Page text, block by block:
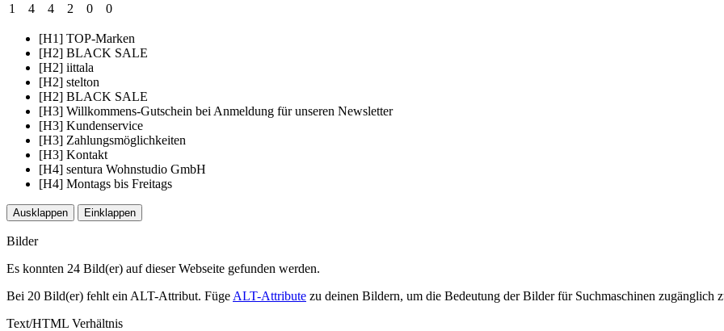
1
4 4 2 0 0
[H1] TOP-Marken
[H2] BLACK SALE
[H2] iittala
[H2] stelton
[H2] BLACK SALE
[H3] Willkommens-Gutschein bei Anmeldung für unseren Newsletter
[H3] Kundenservice
[H3] Zahlungsmöglichkeiten
[H3] Kontakt
[H4] sentura Wohnstudio GmbH
[H4] Montags bis Freitags
Ausklappen Einklappen
Bilder
Es konnten 24 Bild(er) auf dieser Webseite gefunden werden.
Bei 20 Bild(er) fehlt ein ALT-Attribut. Füge ALT-Attribute zu deinen Bildern, um die Bedeutung der Bilder für Suchmaschinen zugänglich
Text/HTML Verhältnis